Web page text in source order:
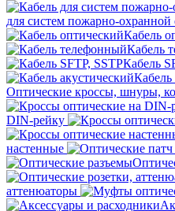
для систем пожарно-охранной
Кабель
Кабель
Кабель
Кабель
Оптические кроссы, шнуры,
DIN-рейку
настенные
аттенюаторы